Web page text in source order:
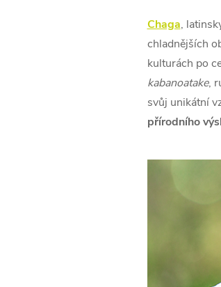
Chaga,
chladnějších
kulturách po
kabanoatake,
svůj unikátní
přírodního